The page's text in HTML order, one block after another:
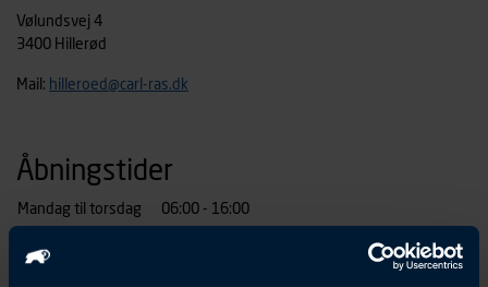
Vølundsvej 4
3400 Hillerød
Mail: hilleroed@carl-ras.dk
Åbningstider
Mandag til torsdag 06:00 - 16:00
Fredag